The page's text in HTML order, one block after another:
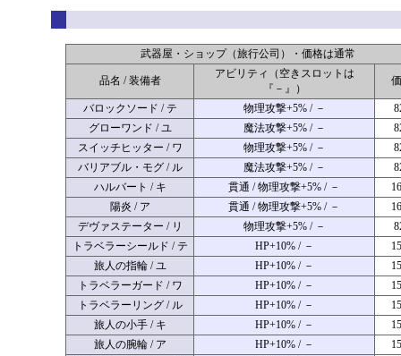
武器屋・ショップ（旅行公司）・価格は通常
品名 / 装備者
アビリティ（空きスロットは
『－』）
バロックソード / テ 物理攻撃+5% / －
グローワンド / ユ
魔法攻撃+5% / －
スイッチヒッター / ワ
物理攻撃+5% / －
バリアブル・モグ / ル
魔法攻撃+5% / －
ハルバート / キ
貫通 / 物理攻撃+5% / －
陽炎 / ア
貫通 / 物理攻撃+5% / －
デヴァステーター / リ
物理攻撃+5% / －
トラベラーシールド / テ
HP+10% / －
旅人の指輪 / ユ
HP+10% / －
トラベラーガード / ワ
HP+10% / －
トラベラーリング / ル
HP+10% / －
旅人の小手 / キ
HP+10% / －
旅人の腕輪 / ア
HP+10% / －